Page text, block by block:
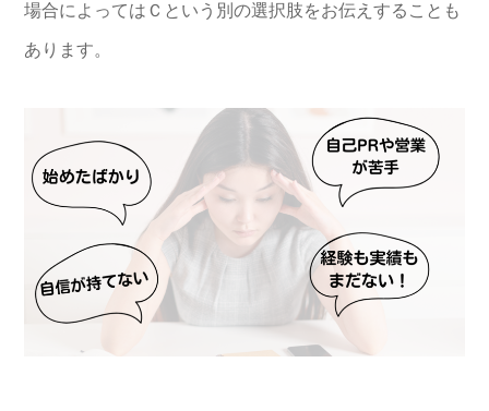
場合によってはＣという別の選択肢をお伝えすることも
あります。